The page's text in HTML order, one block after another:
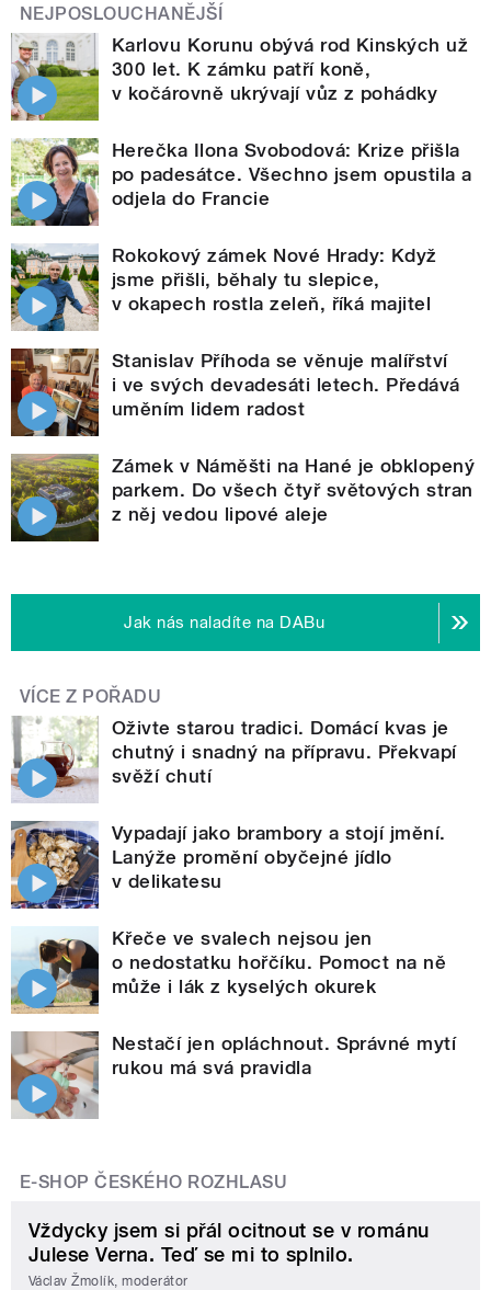
NEJPOSLOUCHANĚJŠÍ
Karlovu Korunu obývá rod Kinských už
300 let. K zámku patří koně,
v kočárovně ukrývají vůz z pohádky
Herečka Ilona Svobodová: Krize přišla
po padesátce. Všechno jsem opustila a
odjela do Francie
Rokokový zámek Nové Hrady: Když
jsme přišli, běhaly tu slepice,
v okapech rostla zeleň, říká majitel
Stanislav Příhoda se věnuje malířství
i ve svých devadesáti letech. Předává
uměním lidem radost
Zámek v Náměšti na Hané je obklopený
parkem. Do všech čtyř světových stran
z něj vedou lipové aleje
Jak nás naladíte na DABu
VÍCE Z POŘADU
Oživte starou tradici. Domácí kvas je
chutný i snadný na přípravu. Překvapí
svěží chutí
Vypadají jako brambory a stojí jmění.
Lanýže promění obyčejné jídlo
v delikatesu
Křeče ve svalech nejsou jen
o nedostatku hořčíku. Pomoct na ně
může i lák z kyselých okurek
Nestačí jen opláchnout. Správné mytí
rukou má svá pravidla
E-SHOP ČESKÉHO ROZHLASU
Vždycky jsem si přál ocitnout se v románu
Julese Verna. Teď se mi to splnilo.
Václav Žmolík, moderátor